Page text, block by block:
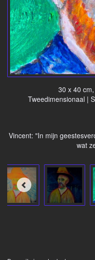
30 x 40
Tweedimensionaal |
Vincent: "In mijn
wat